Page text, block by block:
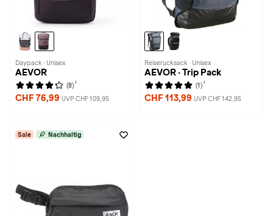
Daypack · Unisex
AEVOR
(8) 1
CHF 76,99 UVP CHF 109,95
Reiserucksack · Unisex
AEVOR · Trip Pack
(1) 1
CHF 113,99 UVP CHF 142,95
Sale Nachhaltig